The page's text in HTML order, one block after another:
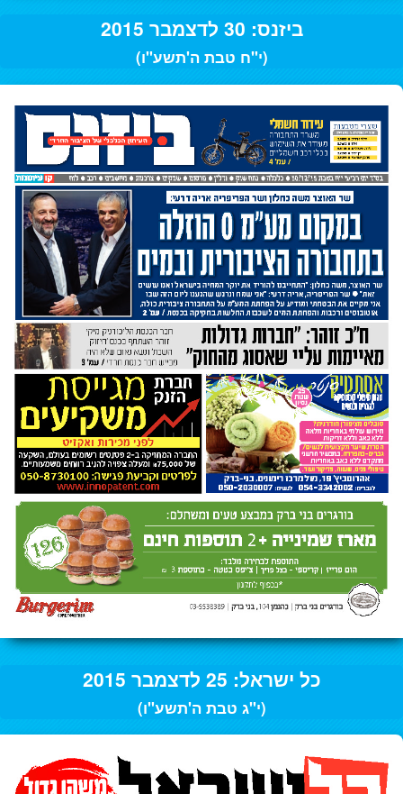
ביזנס: 30 לדצמבר 2015
(י"ח טבת ה'תשע"ו)
כל ישראל: 25 לדצמבר 2015
(י"ג טבת ה'תשע"ו)